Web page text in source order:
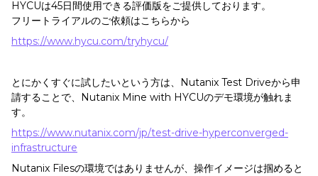
HYCUは45日間使用できる評価版をご提供しております。
フリートライアルのご依頼はこちらから
https://www.hycu.com/tryhycu/
とにかくすぐに試したいという方は、Nutanix Test Driveから申
請することで、Nutanix Mine with HYCUのデモ環境が触れま
す。
https://www.nutanix.com/jp/test-drive-hyperconverged-
infrastructure
Nutanix Filesの環境ではありませんが、操作イメージは掴めると